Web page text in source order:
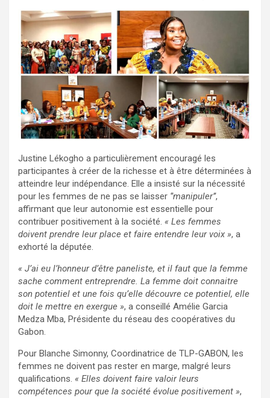
Justine Lékogho a particulièrement encouragé les
participantes à créer de la richesse et à être déterminées à
atteindre leur indépendance. Elle a insisté sur la nécessité
pour les femmes de ne pas se laisser ‘’manipuler’’,
affirmant que leur autonomie est essentielle pour
contribuer positivement à la société. « Les femmes
doivent prendre leur place et faire entendre leur voix », a
exhorté la députée.
‎« J’ai eu l’honneur d’être paneliste, et il faut que la femme
sache comment entreprendre. La femme doit connaitre
son potentiel et une fois qu’elle découvre ce potentiel, elle
doit le mettre en exergue », a conseillé Amélie Garcia
Medza Mba, Présidente du réseau des coopératives du
Gabon.
‎Pour Blanche Simonny, Coordinatrice de TLP-GABON, les
femmes ne doivent pas rester en marge, malgré leurs
qualifications. « Elles doivent faire valoir leurs
compétences pour que la société évolue positivement »,